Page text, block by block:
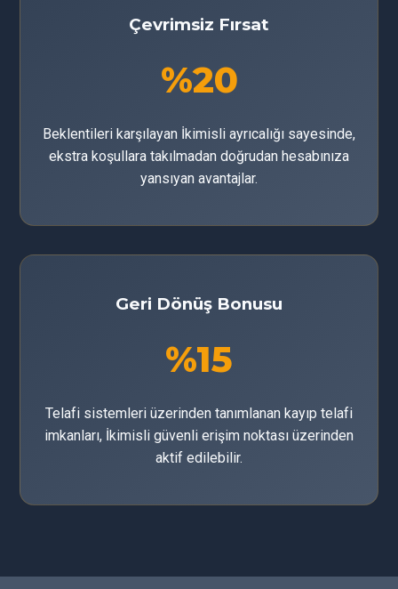
Çevrimsiz Fırsat
%20
Beklentileri karşılayan İkimisli ayrıcalığı sayesinde,
ekstra koşullara takılmadan doğrudan hesabınıza
yansıyan avantajlar.
Geri Dönüş Bonusu
%15
Telafi sistemleri üzerinden tanımlanan kayıp telafi
imkanları, İkimisli güvenli erişim noktası üzerinden
aktif edilebilir.